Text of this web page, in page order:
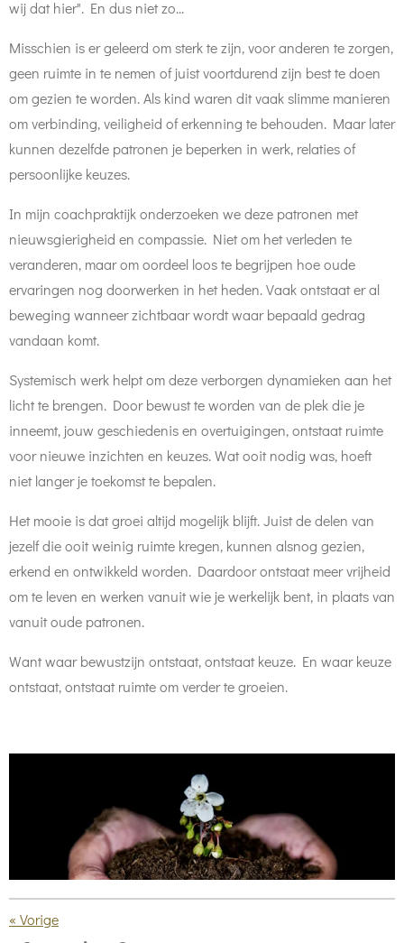
wij dat hier". En dus niet zo...
Misschien is er geleerd om sterk te zijn, voor anderen te zorgen,
geen ruimte in te nemen of juist voortdurend zijn best te doen
om gezien te worden. Als kind waren dit vaak slimme manieren
om verbinding, veiligheid of erkenning te behouden. Maar later
kunnen dezelfde patronen je beperken in werk, relaties of
persoonlijke keuzes.
In mijn coachpraktijk onderzoeken we deze patronen met
nieuwsgierigheid en compassie. Niet om het verleden te
veranderen, maar om oordeel loos te begrijpen hoe oude
ervaringen nog doorwerken in het heden. Vaak ontstaat er al
beweging wanneer zichtbaar wordt waar bepaald gedrag
vandaan komt.
Systemisch werk helpt om deze verborgen dynamieken aan het
licht te brengen. Door bewust te worden van de plek die je
inneemt, jouw geschiedenis en overtuigingen, ontstaat ruimte
voor nieuwe inzichten en keuzes. Wat ooit nodig was, hoeft
niet langer je toekomst te bepalen.
Het mooie is dat groei altijd mogelijk blijft. Juist de delen van
jezelf die ooit weinig ruimte kregen, kunnen alsnog gezien,
erkend en ontwikkeld worden. Daardoor ontstaat meer vrijheid
om te leven en werken vanuit wie je werkelijk bent, in plaats van
vanuit oude patronen.
Want waar bewustzijn ontstaat, ontstaat keuze. En waar keuze
ontstaat, ontstaat ruimte om verder te groeien.
« Vorige